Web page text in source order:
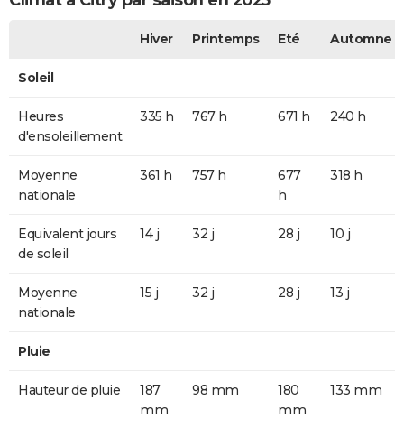
Hiver Printemps Eté Automne
Soleil
Heures
d'ensoleillement
335 h 767 h 671 h 240 h
Moyenne
nationale
361 h 757 h
677
h
318 h
Equivalent jours
de soleil
14 j 32 j 28 j 10 j
Moyenne
nationale
15 j 32 j 28 j 13 j
Pluie
Hauteur de pluie
187
mm
98 mm
180
mm
133 mm